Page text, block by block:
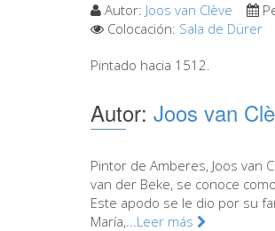
Autor: Joos van Clève
Colocación: Sala de Dürer
Pintado hacia 1512.
Autor: Joos van
Pintor de Amberes, Joos van
van der Beke, se conoce
Este apodo se le dio por su
María,...Leer más